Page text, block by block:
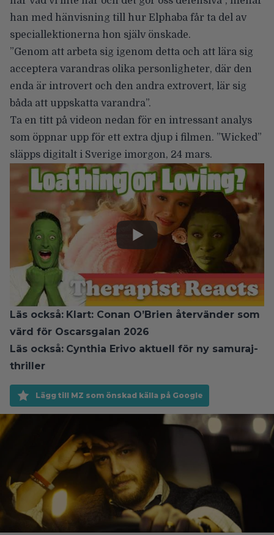
han med hänvisning till hur Elphaba får ta del av
speciallektionerna hon själv önskade.
”Genom att arbeta sig igenom detta och att lära sig
acceptera varandras olika personligheter, där den
enda är introvert och den andra extrovert, lär sig
båda att uppskatta varandra”.
Ta en titt på videon nedan för en intressant analys
som öppnar upp för ett extra djup i filmen. ”Wicked”
släpps digitalt i Sverige imorgon, 24 mars.
Läs också: Klart: Conan O’Brien återvänder som
värd för Oscarsgalan 2026
Läs också: Cynthia Erivo aktuell för ny samuraj-
thriller
Lägg till MZ som önskad källa på Google